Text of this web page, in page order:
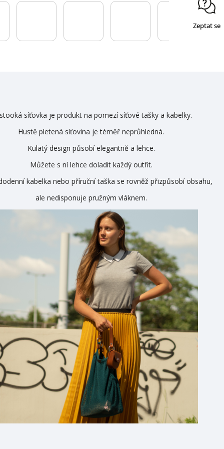
Zeptat se
síťovka je produkt na pomezí síťové tašky a kabelky.
Hustě pletená síťovina je téměř neprůhledná.
Kulatý design působí elegantně a lehce.
Můžete s ní lehce doladit každý outfit.
kabelka nebo příruční taška se rovněž přizpůsobí obsahu,
ale nedisponuje pružným vláknem.